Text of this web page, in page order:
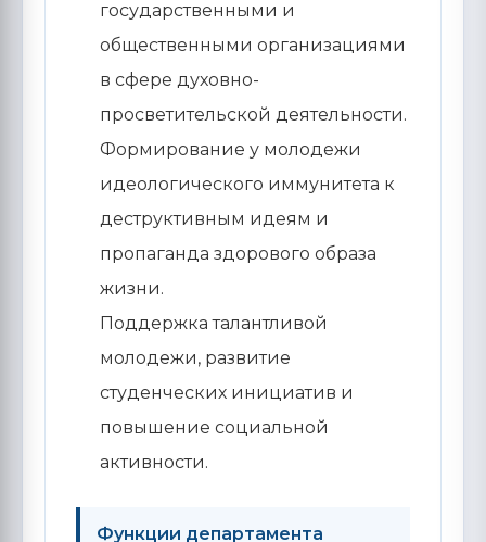
государственными и
общественными организациями
в сфере духовно-
просветительской деятельности.
Формирование у молодежи
идеологического иммунитета к
деструктивным идеям и
пропаганда здорового образа
жизни.
Поддержка талантливой
молодежи, развитие
студенческих инициатив и
повышение социальной
активности.
Функции департамента